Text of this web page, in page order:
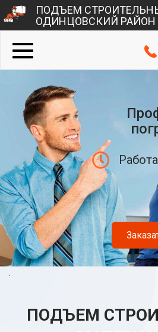
ПОДЪЕМ
ОДИНЦОВСКИЙ РАЙОН
.
ПОДЪЕМ